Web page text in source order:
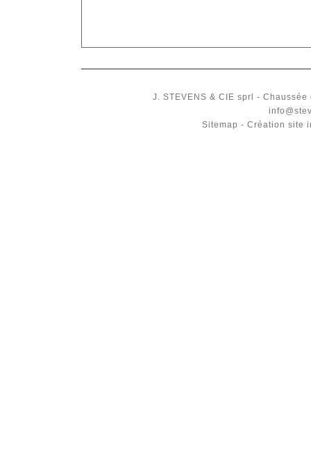
J. STEVENS & CIE sprl - Chaussée
Sitemap - Création site